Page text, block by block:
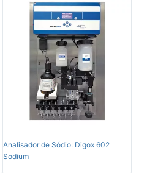
Analisador de Sódio: Digox 602
Sodium